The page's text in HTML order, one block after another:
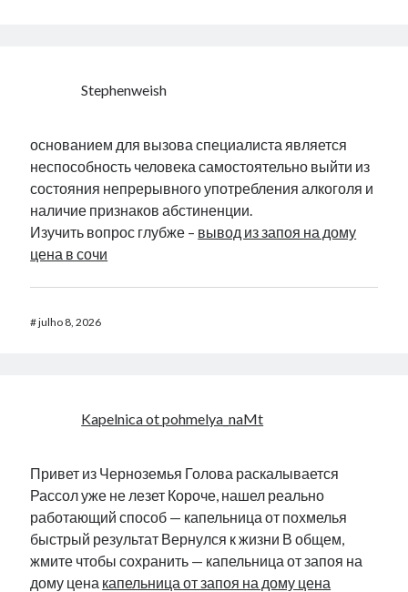
Stephenweish
основанием для вызова специалиста является
неспособность человека самостоятельно выйти из
состояния непрерывного употребления алкоголя и
наличие признаков абстиненции.
Изучить вопрос глубже – вывод из запоя на дому
цена в сочи
#julho 8, 2026
Kapelnica ot pohmelya_naMt
Привет из Черноземья Голова раскалывается
Рассол уже не лезет Короче, нашел реально
работающий способ — капельница от похмелья
быстрый результат Вернулся к жизни В общем,
жмите чтобы сохранить — капельница от запоя на
дому цена капельница от запоя на дому цена